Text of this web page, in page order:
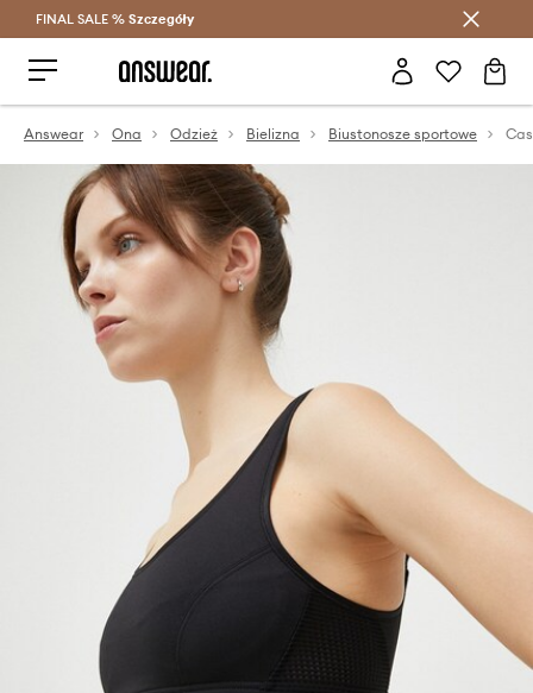
Oszczędzaj z Answear Club >
FINAL SALE % Szczegóły
Answear Ona Odzież Bielizna Biustonosze sportowe